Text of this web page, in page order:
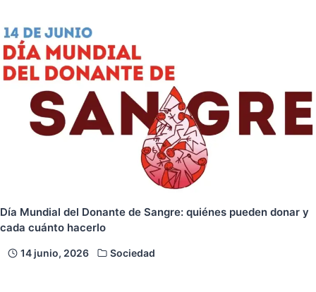
Día Mundial del Donante de Sangre: quiénes pueden donar y
cada cuánto hacerlo
14 junio, 2026 Sociedad